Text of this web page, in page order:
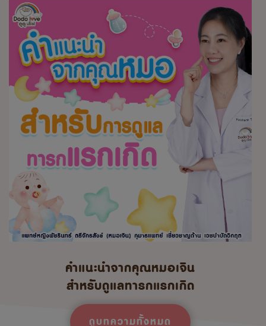
คำแนะนำจากคุณหมอเจิน
สำหรับดูแลทารกแรกเกิด
ดูบทความทั้งหมด